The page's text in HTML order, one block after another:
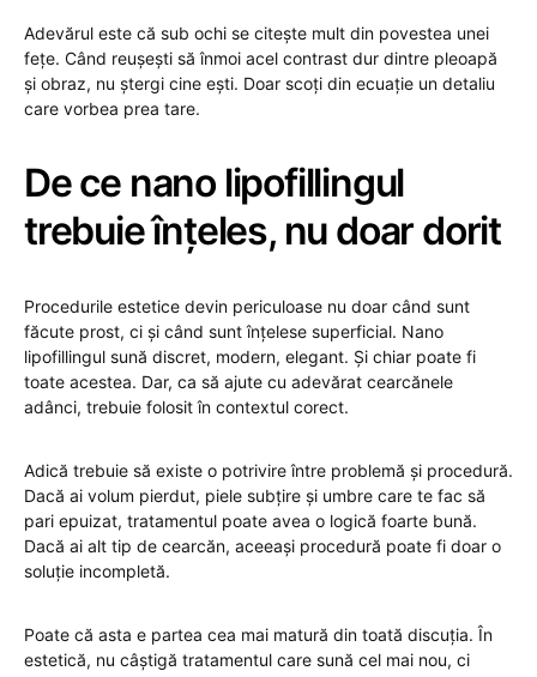
Adevărul este că sub ochi se citește mult din povestea unei
fețe. Când reușești să înmoi acel contrast dur dintre pleoapă
și obraz, nu ștergi cine ești. Doar scoți din ecuație un detaliu
care vorbea prea tare.
De ce nano lipofillingul
trebuie înțeles, nu doar dorit
Procedurile estetice devin periculoase nu doar când sunt
făcute prost, ci și când sunt înțelese superficial. Nano
lipofillingul sună discret, modern, elegant. Și chiar poate fi
toate acestea. Dar, ca să ajute cu adevărat cearcănele
adânci, trebuie folosit în contextul corect.
Adică trebuie să existe o potrivire între problemă și procedură.
Dacă ai volum pierdut, piele subțire și umbre care te fac să
pari epuizat, tratamentul poate avea o logică foarte bună.
Dacă ai alt tip de cearcăn, aceeași procedură poate fi doar o
soluție incompletă.
Poate că asta e partea cea mai matură din toată discuția. În
estetică, nu câștigă tratamentul care sună cel mai nou, ci